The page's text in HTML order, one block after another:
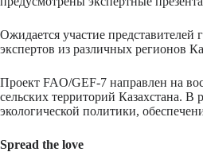
Ожидается участие
экспертов из различных регионов
Проект FAO/GEF-7 направлен на
сельских территорий Казахстана.
экологической политики,
Spread the love